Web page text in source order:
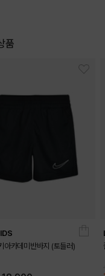
품
아카데미반바지 (토들러)